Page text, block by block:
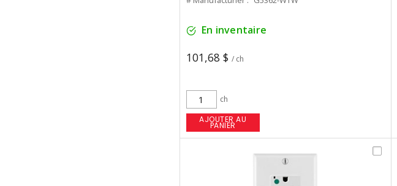
En inventaire
101,68 $ / ch
ch
AJOUTER AU
PANIER